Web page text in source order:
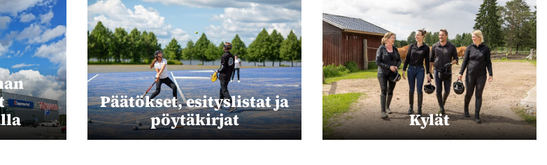
Päätökset, esityslistat ja
pöytäkirjat
Kylät